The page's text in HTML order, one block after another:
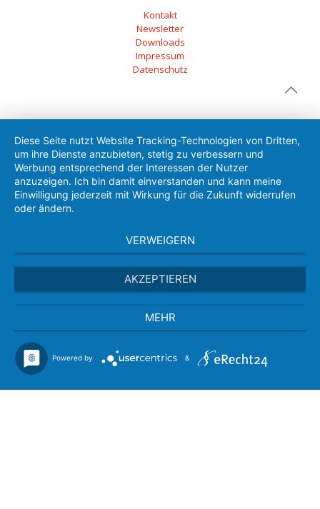
Kontakt
Newsletter
Downloads
Impressum
Datenschutz
Diese Seite nutzt Website Tracking-Technologien von Dritten,
um ihre Dienste anzubieten, stetig zu verbessern und
Werbung entsprechend der Interessen der Nutzer
anzuzeigen. Ich bin damit einverstanden und kann meine
Einwilligung jederzeit mit Wirkung für die Zukunft widerrufen
oder ändern.
VERWEIGERN
AKZEPTIEREN
MEHR
Powered by &